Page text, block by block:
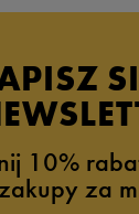
zaczerpnięte z
z wysokiej jakości
bynajmniej nie traci
idealnie układa się
wnętrza, które
oraz antybakteryjną
o wszelakiego typu
sneakersy
naszej kolekcji.
i przemyca je w
Zdecydowanie warto
10%
za